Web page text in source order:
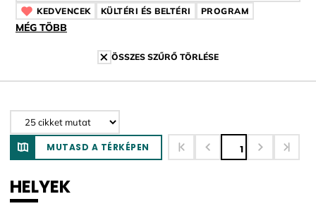
KEDVENCEKCÍMKE
KÜLTÉRI ÉS BELTÉRI CÍMKE
PROGRAM
MÉG TÖBB
ÖSSZES SZŰRŐ TÖRLÉSE
MUTASD A TÉRKÉPEN 1
HELYEK